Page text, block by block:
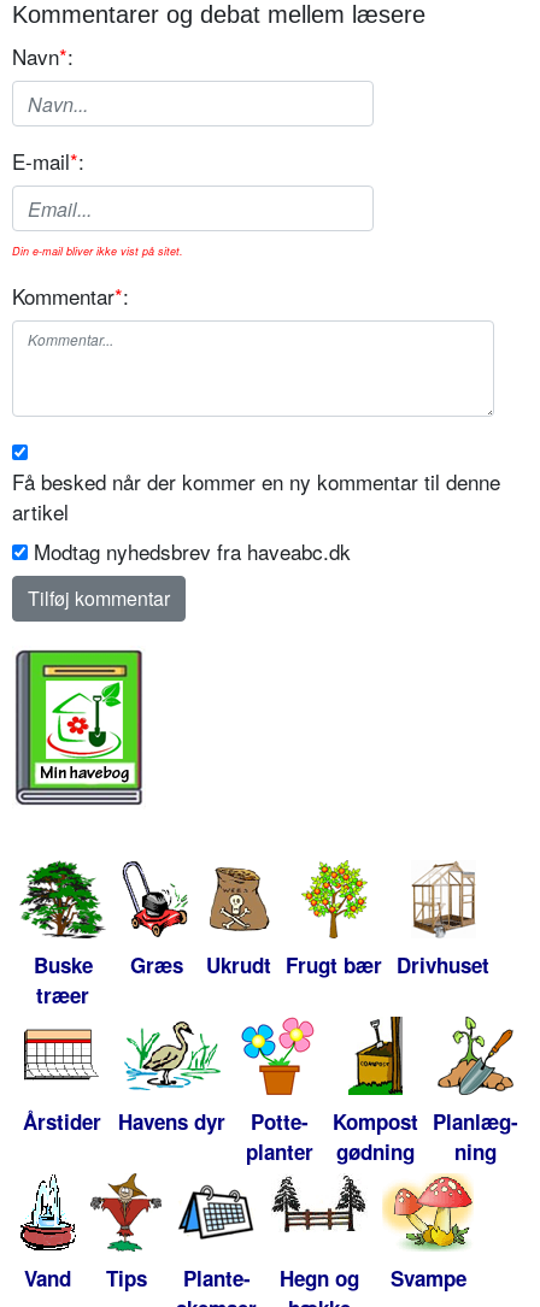
Kommentarer og debat mellem læsere
Navn*:
E-mail*:
Din e-mail bliver ikke vist på sitet.
Kommentar*:
Få besked når der kommer en ny kommentar til denne
artikel
Modtag nyhedsbrev fra haveabc.dk
Buske
træer
Græs Ukrudt Frugt bær Drivhuset
Årstider Havens dyr
Potte-
planter
Kompost
gødning
Planlæg-
ning
Vand Tips
Plante-
Hegn og
Svampe